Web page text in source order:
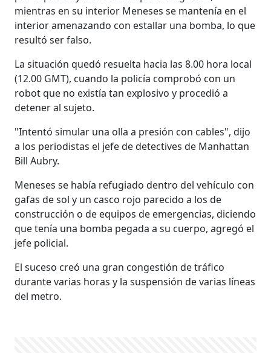
mientras en su interior Meneses se mantenía en el
interior amenazando con estallar una bomba, lo que
resultó ser falso.
La situación quedó resuelta hacia las 8.00 hora local
(12.00 GMT), cuando la policía comprobó con un
robot que no existía tan explosivo y procedió a
detener al sujeto.
"Intentó simular una olla a presión con cables", dijo
a los periodistas el jefe de detectives de Manhattan
Bill Aubry.
Meneses se había refugiado dentro del vehículo con
gafas de sol y un casco rojo parecido a los de
construcción o de equipos de emergencias, diciendo
que tenía una bomba pegada a su cuerpo, agregó el
jefe policial.
El suceso creó una gran congestión de tráfico
durante varias horas y la suspensión de varias líneas
del metro.